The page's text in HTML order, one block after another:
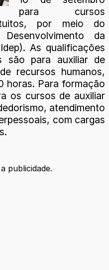
para cursos
por meio do
da
As qualificações
são para auxiliar de
recursos humanos,
horas. Para formação
os cursos de auxiliar
atendimento
com cargas
publicidade.